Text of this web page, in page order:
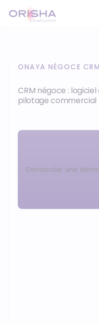
ONAYA NÉGOCE CRM
CRM négoce : logiciel
pilotage commercial
Demander une